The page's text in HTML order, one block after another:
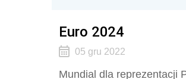
Euro 2024
05 gru 2022
Mundial dla reprezentacji